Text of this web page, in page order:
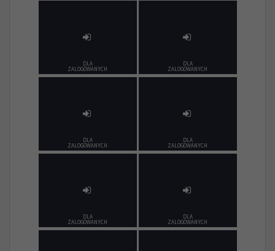
DLA
ZALOGOWANYCH
DLA
ZALOGOWANYCH
DLA
ZALOGOWANYCH
DLA
ZALOGOWANYCH
DLA
ZALOGOWANYCH
DLA
ZALOGOWANYCH